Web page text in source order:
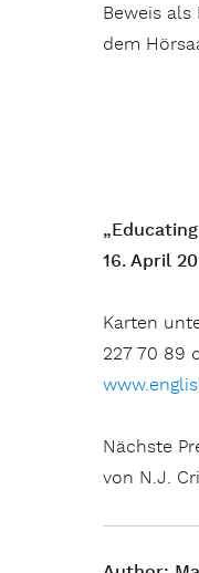
Beweis
dem
16. April
Karten
227 70 89
Nächste
von N.J.